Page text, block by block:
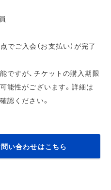
でご入会（お支払い）が完了
ですが、チケットの購入期限
能性がございます。詳細は
認ください。
い合わせはこちら